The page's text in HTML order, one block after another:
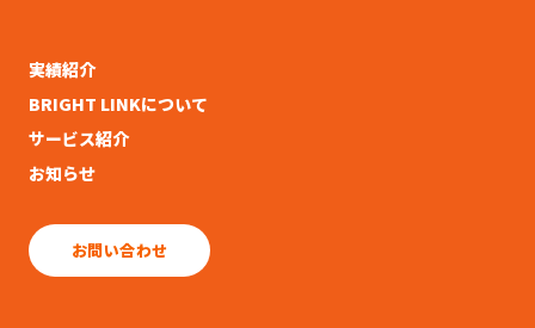
実績紹介
BRIGHT LINKについて
サービス紹介
お知らせ
お問い合わせ